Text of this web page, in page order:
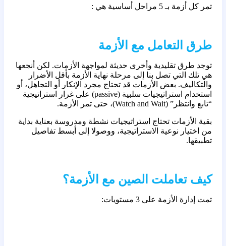
تمر كل أزمة بـ 5 مراحل أساسية هي :
طرق التعامل مع الأزمة
توجد طرق تقليدية وأخرى حديثة لمواجهة الأزمات. لكن أنجعها
هي تلك التي تصل بنا إلى مرحلة نهاية الأزمة بأقل الأضرار
والتكاليف. بعض الأزمات قد تحتاج مجرد الإنكار أو التجاهل، أو
استخدام استراتيجيات سلبية (passive) على غرار استراتيجية
“تابع وانتظر” (Watch and Wait)، حتى تمر الأزمة.
بقية الأزمات تحتاج استراتيجيات نشطة ومدروسة بعناية بداية
من اختيار نوعية الاستراتيجية، ووصولا إلى أبسط تفاصيل
تطبيقها.
كيف تعاملت الصين مع الأزمة؟
تمت إدارة الأزمة على 3 مستويات: